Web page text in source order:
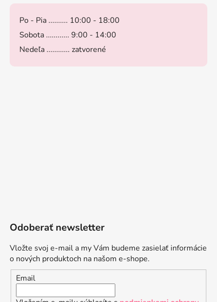
Po - Pia .......... 10:00 - 18:00
Sobota ............ 9:00 - 14:00
Nedeľa ............ zatvorené
Odoberať newsletter
Vložte svoj e-mail a my Vám budeme zasielať informácie
o nových produktoch na našom e-shope.
Email